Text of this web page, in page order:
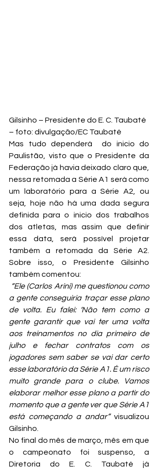
Gilsinho – Presidente do E. C. Taubaté
– foto: divulgação/EC Taubaté
Mas tudo dependerá  do inicio do
Paulistão, visto que o Presidente da
Federação já havia deixado claro que,
nessa retomada a Série A1 será como
um laboratório para a Série A2, ou
seja, hoje não há uma dada segura
definida para o inicio dos trabalhos
dos atletas, mas assim que definir
essa data, será possível projetar
também a retomada da Série A2.
Sobre isso, o Presidente Gilsinho
também comentou:
a gente conseguiria traçar esse plano
de volta. Eu falei: ‘Não tem como a
gente garantir que vai ter uma volta
aos treinamentos no dia primeiro de
julho e fechar contratos com os
jogadores sem saber se vai dar certo
esse laboratório da Série A1. É um risco
muito grande para o clube. Vamos
elaborar melhor esse plano a partir do
momento que a gente ver que Série A1
está começando a andar” visualizou
Gilsinho.
No final do mês de março, mês em que
o campeonato foi suspenso, a
Diretoria do E. C. Taubaté já